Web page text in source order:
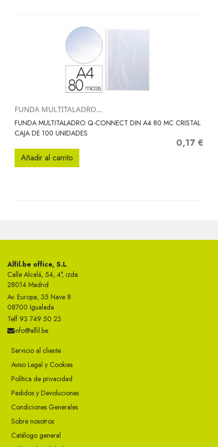
FUNDA MULTITALADRO...
FUNDA MULTITALADRO Q-CONNECT DIN A4 80 MC CRISTAL
CAJA DE 100 UNIDADES
Precio
0,17 €
Añadir al carrito
Alfil.be office, S.L
Calle Alcalá, 54, 4°, izda.
28014 Madrid
Av. Europa, 35 Nave 8
08700 Igualada
Telf 93 749 50 23
info@alfil.be
Servicio al cliente
Aviso Legal y Cookies
Política de privacidad
Pedidos y Devoluciones
Condiciones Generales
Sobre nosotros
Catálogo general